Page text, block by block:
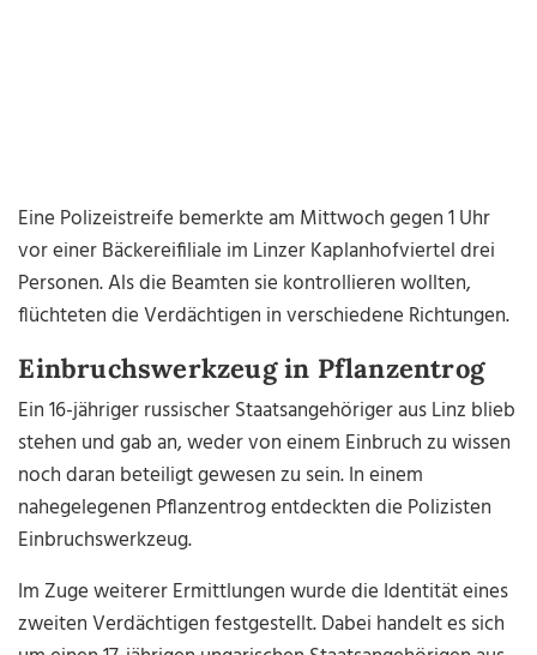
Eine Polizeistreife bemerkte am Mittwoch gegen 1 Uhr
vor einer Bäckereifiliale im Linzer Kaplanhofviertel drei
Personen. Als die Beamten sie kontrollieren wollten,
flüchteten die Verdächtigen in verschiedene Richtungen.
Einbruchswerkzeug in Pflanzentrog
Ein 16-jähriger russischer Staatsangehöriger aus Linz blieb
stehen und gab an, weder von einem Einbruch zu wissen
noch daran beteiligt gewesen zu sein. In einem
nahegelegenen Pflanzentrog entdeckten die Polizisten
Einbruchswerkzeug.
Im Zuge weiterer Ermittlungen wurde die Identität eines
zweiten Verdächtigen festgestellt. Dabei handelt es sich